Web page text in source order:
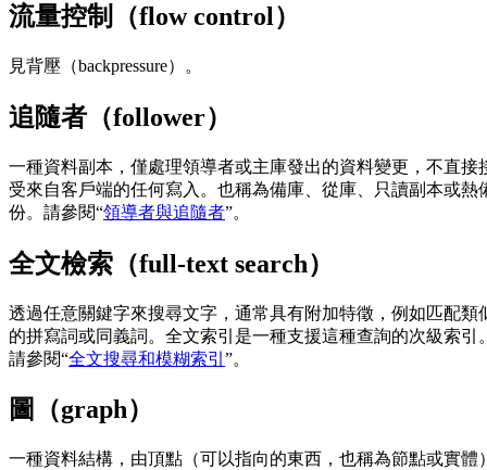
流量控制（flow control）
見背壓（backpressure）。
追隨者（follower）
一種資料副本，僅處理領導者或主庫發出的資料變更，不直接
受來自客戶端的任何寫入。也稱為備庫、從庫、只讀副本或熱
份。請參閱“領導者與追隨者”。
全文檢索（full-text search）
透過任意關鍵字來搜尋文字，通常具有附加特徵，例如匹配類
的拼寫詞或同義詞。全文索引是一種支援這種查詢的次級索引
請參閱“全文搜尋和模糊索引 ”。
圖（graph）
一種資料結構，由頂點（可以指向的東西，也稱為節點或實體